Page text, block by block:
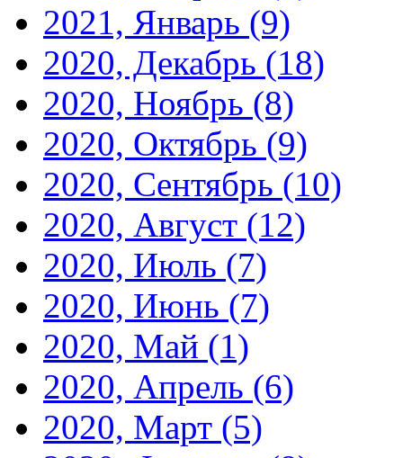
2021, Январь (9)
2020, Декабрь (18)
2020, Ноябрь (8)
2020, Октябрь (9)
2020, Сентябрь (10)
2020, Август (12)
2020, Июль (7)
2020, Июнь (7)
2020, Май (1)
2020, Апрель (6)
2020, Март (5)